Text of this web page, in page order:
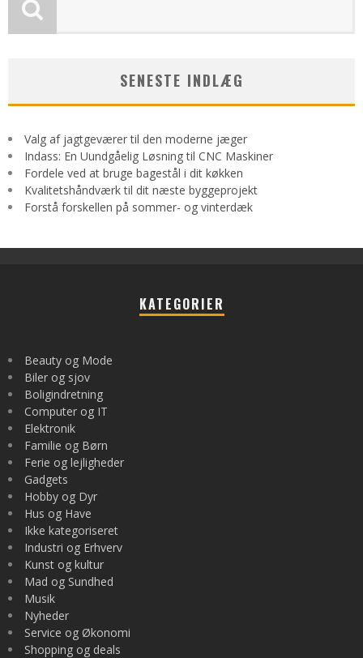
SENESTE INDLÆG
Valg af jagtgeværer til den moderne jæger
Indass: En Uundgåelig Løsning til CNC Maskiner
Fordele ved at bruge bagestål i dit køkken
Kvalitetshåndværk til dit næste byggeprojekt
Forstå forskellen på sommer- og vinterdæk
KATEGORIER
Beauty og Mode
Biler og sjov
Boligindretning
Computer og IT
Elektronik
Familie og Børn
Ferie og lejligheder
Gadgets
Hobby og Dyr
Hus og Have
Ikke kategoriseret
Industri og Erhverv
Kunst og kultur
Mad og Sundhed
Musik
Nyheder
Service og Økonomi
Shopping og deals